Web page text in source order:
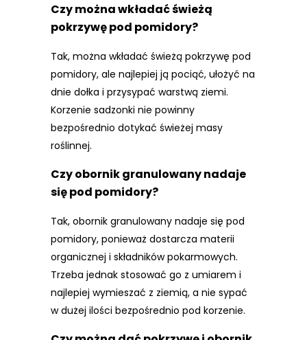
Czy można wkładać świeżą
pokrzywę pod pomidory?
Tak, można wkładać świeżą pokrzywę pod
pomidory, ale najlepiej ją pociąć, ułożyć na
dnie dołka i przysypać warstwą ziemi.
Korzenie sadzonki nie powinny
bezpośrednio dotykać świeżej masy
roślinnej.
Czy obornik granulowany nadaje
się pod pomidory?
Tak, obornik granulowany nadaje się pod
pomidory, ponieważ dostarcza materii
organicznej i składników pokarmowych.
Trzeba jednak stosować go z umiarem i
najlepiej wymieszać z ziemią, a nie sypać
w dużej ilości bezpośrednio pod korzenie.